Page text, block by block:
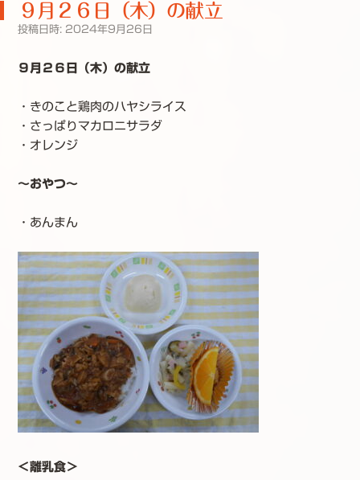
９月２６日（木）の献立
投稿日時: 2024年9月26日
９月２６日（木）の献立
・きのこと鶏肉のハヤシライス
・さっぱりマカロニサラダ
・オレンジ
～おやつ～
・あんまん
＜離乳食＞